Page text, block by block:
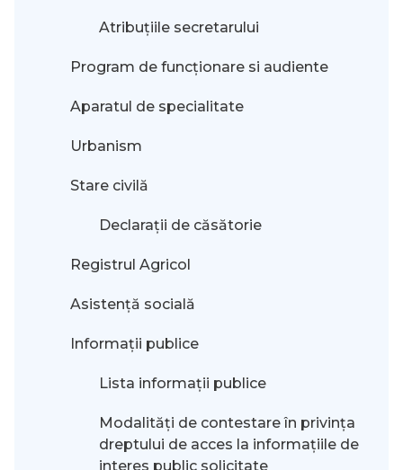
Atribuțiile secretarului
Program de funcționare si audiente
Aparatul de specialitate
Urbanism
Stare civilă
Declarații de căsătorie
Registrul Agricol
Asistență socială
Informații publice
Lista informații publice
Modalităţi de contestare în privinţa
dreptului de acces la informaţiile de
interes public solicitate